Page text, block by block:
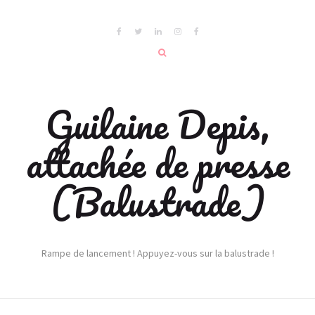
Guilaine Depis,
attachée de presse
(Balustrade)
Rampe de lancement ! Appuyez-vous sur la balustrade !